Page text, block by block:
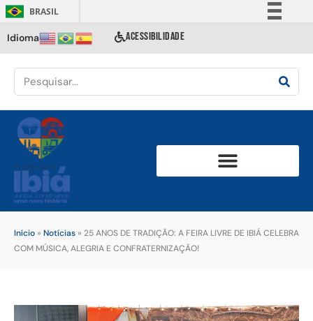
BRASIL
Comunica BR
Acesso à informação
Idioma ACESSIBILIDADE
Início » Notícias » 25 ANOS DE TRADIÇÃO: A FEIRA LIVRE DE IBIÁ CELEBRA
COM MÚSICA, ALEGRIA E CONFRATERNIZAÇÃO!